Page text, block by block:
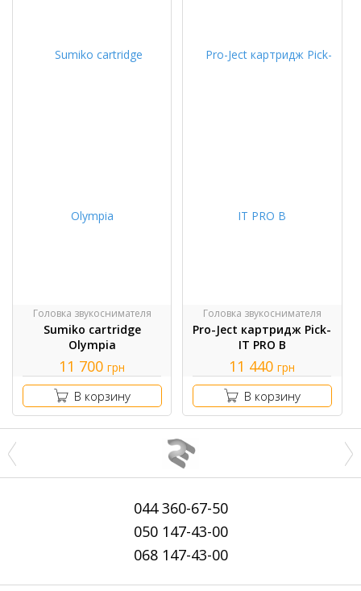
Головка звукоснимателя
Sumiko cartridge
Olympia
11 700 грн
В корзину
Головка звукоснимателя
Pro-Ject картридж Pick-
IT PRO B
11 440 грн
В корзину
044360-67-50
050147-43-00
068147-43-00